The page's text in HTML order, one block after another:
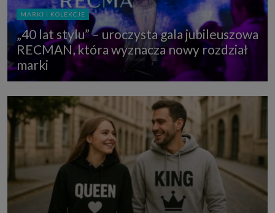
MARKI I KOLEKCJE
„40 lat stylu” – uroczysta gala jubileuszowa
RECMAN, która wyznacza nowy rozdział
marki